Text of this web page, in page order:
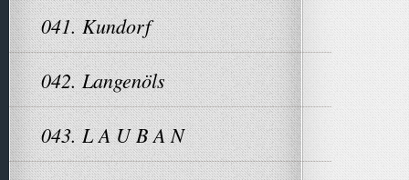
041. Kundorf
042. Langenöls
043. L A U B A N